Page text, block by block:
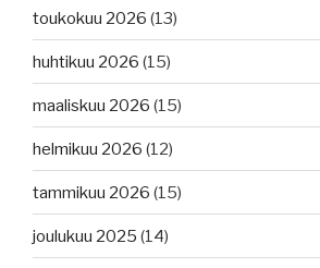
toukokuu 2026 (13)
huhtikuu 2026 (15)
maaliskuu 2026 (15)
helmikuu 2026 (12)
tammikuu 2026 (15)
joulukuu 2025 (14)